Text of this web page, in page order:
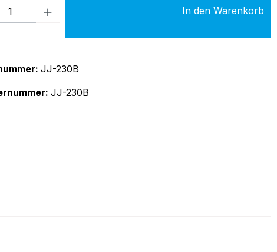
Anzahl: Gib den gewünschten Wert
In den Warenkorb
JJ-230B
JJ-230B